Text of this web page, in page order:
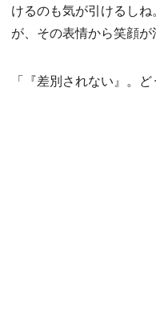
けるのも気が引けるし
が、その表情から笑顔が
「『差別されない』。